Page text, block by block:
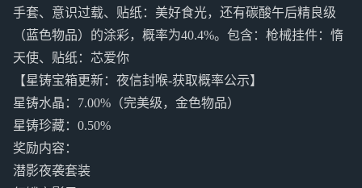
手套、意识过载、贴纸：美好食光，还有碳酸午后精良级
（蓝色物品）的涂彩，概率为40.4%。包含：枪械挂件：惰
天使、贴纸：芯爱你
【星铸宝箱更新：夜信封喉-获取概率公示】
星铸水晶：7.00%（完美级，金色物品）
星铸珍藏：0.50%
奖励内容：
潜影夜袭套装